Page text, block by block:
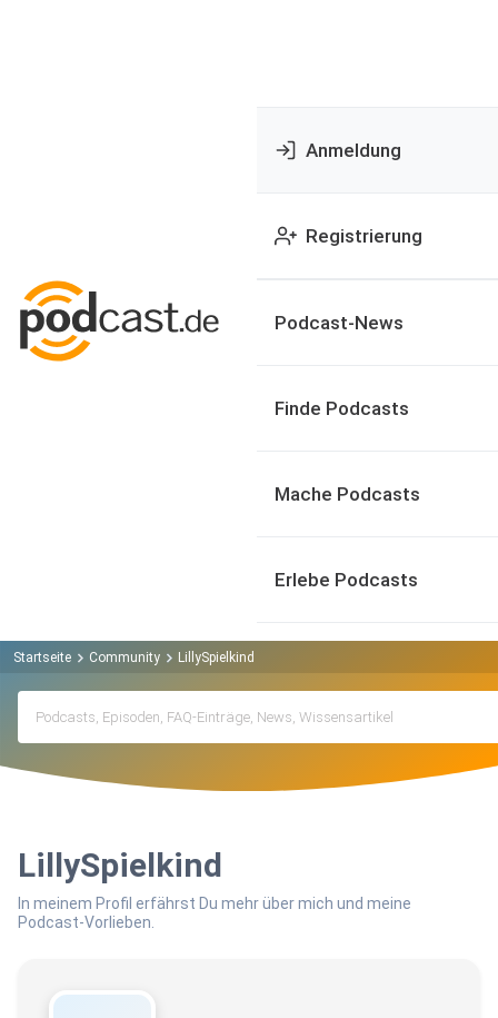
Anmeldung
Registrierung
Podcast-News
Finde Podcasts
Mache Podcasts
Erlebe Podcasts
Startseite Community LillySpielkind
LillySpielkind
In meinem Profil erfährst Du mehr über mich und meine
Podcast-Vorlieben.